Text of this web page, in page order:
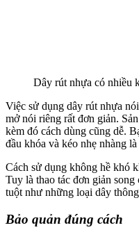
Dây rút nhựa có nhiều
Việc sử dụng dây rút nhựa
mở nói riêng rất đơn giản.
kèm đó cách dùng cũng dễ.
đầu khóa và kéo nhẹ nhàng
Cách sử dụng không hề khó
Tuy là thao tác đơn giản
tuột như những loại dây
Bảo quản đúng cách